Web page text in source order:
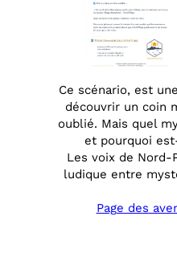
Ce scénario, est
découvrir un coin
oublié. Mais quel
et pourquoi
Les voix de Nord-
ludique entre
Page des